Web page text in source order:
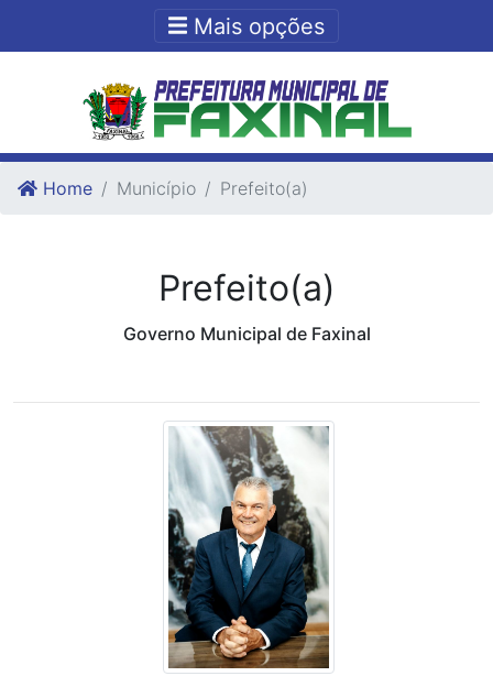
Ir para o fim do conteudo
Mais opções
Home Município Prefeito(a)
Prefeito(a)
Governo Municipal de Faxinal